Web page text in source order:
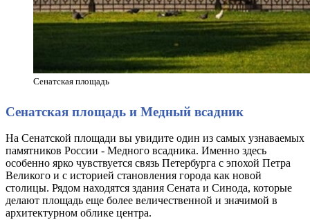
Сенатская площадь
Сенатская площадь и Медный всадник
На Сенатской площади вы увидите один из самых узнаваемых
памятников России - Медного всадника. Именно здесь
особенно ярко чувствуется связь Петербурга с эпохой Петра
Великого и с историей становления города как новой
столицы. Рядом находятся здания Сената и Синода, которые
делают площадь еще более величественной и значимой в
архитектурном облике центра.